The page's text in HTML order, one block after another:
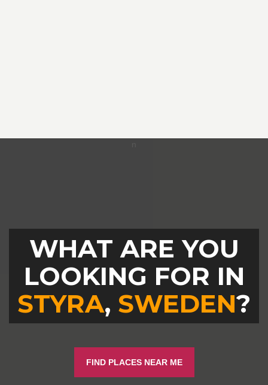
WHAT ARE YOU
LOOKING FOR IN
STYRA, SWEDEN?
FIND PLACES NEAR ME